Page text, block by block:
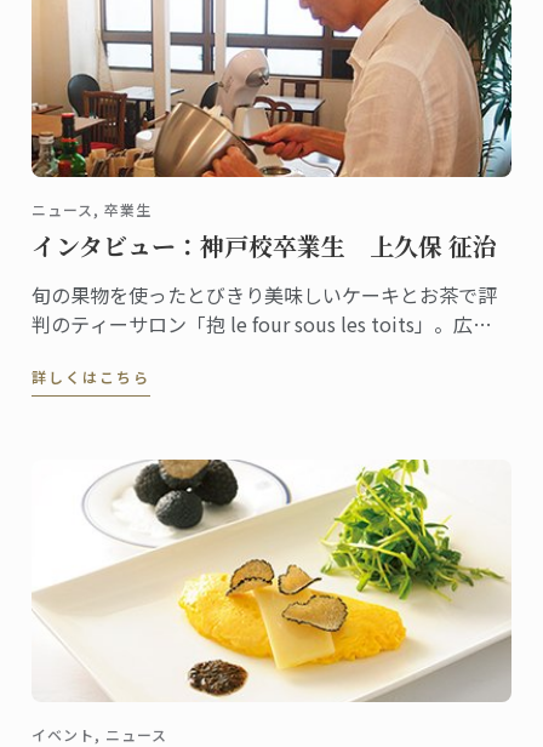
ニュース, 卒業生
インタビュー：神戸校卒業生 上久保 征治
旬の果物を使ったとびきり美味しいケーキとお茶で評
判のティーサロン「抱 le four sous les toits」。広島
ードも人気で、遠方からもファンが足を運ぶ人気店で
詳しくはこちら
イベント, ニュース